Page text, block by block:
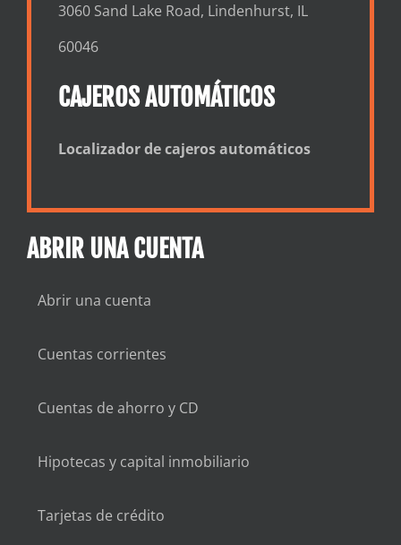
3060 Sand Lake Road, Lindenhurst, IL
60046
CAJEROS AUTOMÁTICOS
Localizador de cajeros automáticos
ABRIR UNA CUENTA
Abrir una cuenta
Cuentas corrientes
Cuentas de ahorro y CD
Hipotecas y capital inmobiliario
Tarjetas de crédito